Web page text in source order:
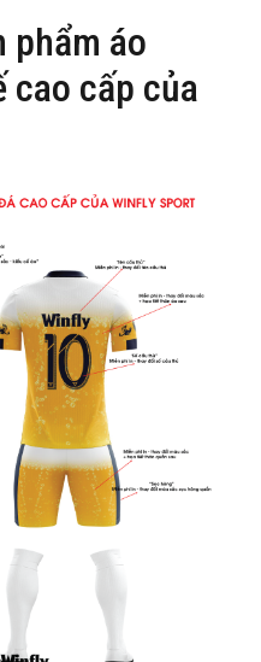
phẩm áo
cao cấp của